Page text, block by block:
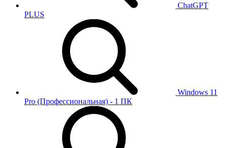
ChatGPT
PLUS
Windows 11
Pro (Профессиональная) - 1 ПК